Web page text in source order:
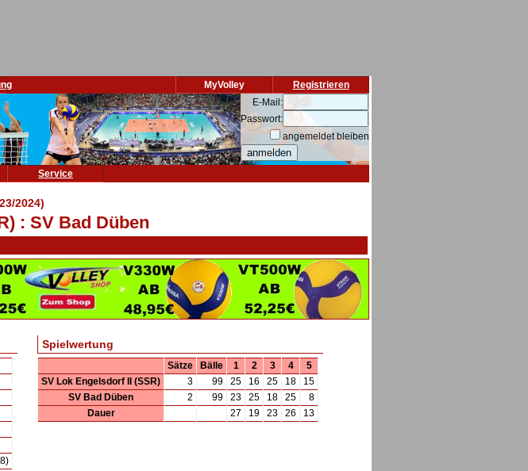
Registrieren
MyVolley
E-Mail:
Passwort:
angemeldet bleiben
Service
2024)
: SV Bad Düben
Spielwertung
Sätze Bälle 1 2 3 4
5
SV Lok Engelsdorf II (SSR)
3 99 25 16 25 18
15
SV Bad Düben
2 99 23 25 18 25
8
Dauer
27 19 23 26 13